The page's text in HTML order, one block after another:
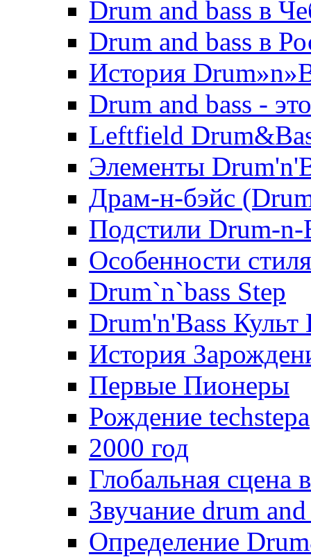
Drum and bass в
Drum and bass в
История
Drum and bass -
Leftfield
Элементы
Драм-н-бэйс
Подстили Drum-n-
Особенности стиля
Drum`n`bass Step
Drum'n'Bass
История
Первые Пионеры
Рождение techstepа
2000 год
Глобальная сцена
Звучание drum and
Определение